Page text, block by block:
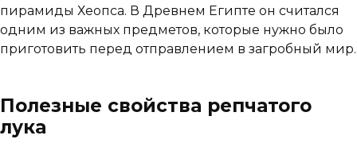
пирамиды Хеопса. В Древнем Египте он считался
одним из важных предметов, которые нужно было
приготовить перед отправлением в загробный мир.
Полезные свойства репчатого
лука